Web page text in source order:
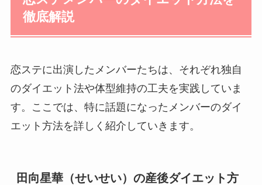
徹底解説
恋ステに出演したメンバーたちは、それぞれ独自
のダイエット法や体型維持の工夫を実践していま
す。ここでは、特に話題になったメンバーのダイ
エット方法を詳しく紹介していきます。
田向星華（せいせい）の産後ダイエット方